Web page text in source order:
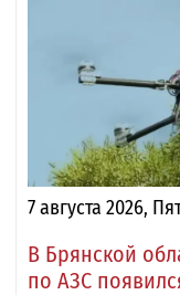
7 августа 2026,
В Брянской
по АЗС